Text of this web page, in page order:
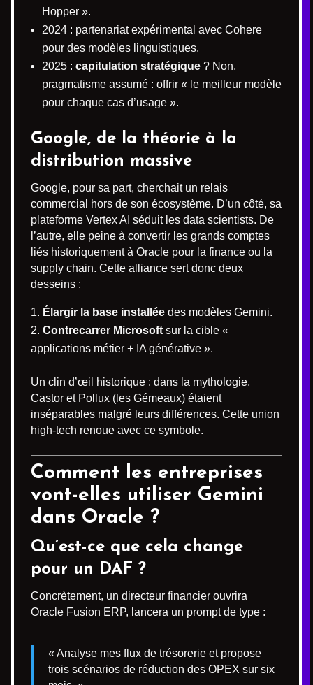
Hopper ».
2024 : partenariat expérimental avec Cohere
pour des modèles linguistiques.
2025 : capitulation stratégique ? Non,
pragmatisme assumé : offrir « le meilleur modèle
pour chaque cas d’usage ».
Google, de la théorie à la
distribution massive
Google, pour sa part, cherchait un relais
commercial hors de son écosystème. D’un côté, sa
plateforme Vertex AI séduit les data scientists. De
l’autre, elle peine à convertir les grands comptes
liés historiquement à Oracle pour la finance ou la
supply chain. Cette alliance sert donc deux
desseins :
Élargir la base installée des modèles Gemini.
Contrecarrer Microsoft sur la cible «
applications métier + IA générative ».
Un clin d’œil historique : dans la mythologie,
Castor et Pollux (les Gémeaux) étaient
inséparables malgré leurs différences. Cette union
high-tech renoue avec ce symbole.
Comment les entreprises
vont-elles utiliser Gemini
dans Oracle ?
Qu’est-ce que cela change
pour un DAF ?
Concrètement, un directeur financier ouvrira
Oracle Fusion ERP, lancera un prompt de type :
« Analyse mes flux de trésorerie et propose
trois scénarios de réduction des OPEX sur six